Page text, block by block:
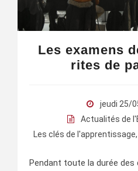
Les examens
rites de
jeudi 25/
Actualités de
Les clés de l'apprentissage,
Pendant toute la durée